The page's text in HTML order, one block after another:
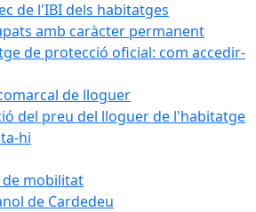
de l'IBI dels habitatges
amb caràcter permanent
de protecció oficial: com accedir-
de lloguer
del preu del lloguer de l'habitatge
hi
de mobilitat
de Cardedeu